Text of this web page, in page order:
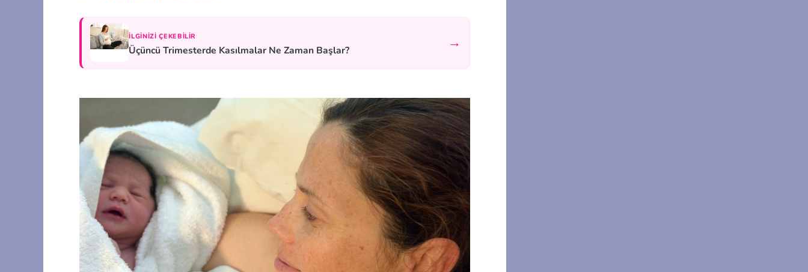
İLGINIZI ÇEKEBILIR
Üçüncü Trimesterde Kasılmalar Ne Zaman Başlar? →